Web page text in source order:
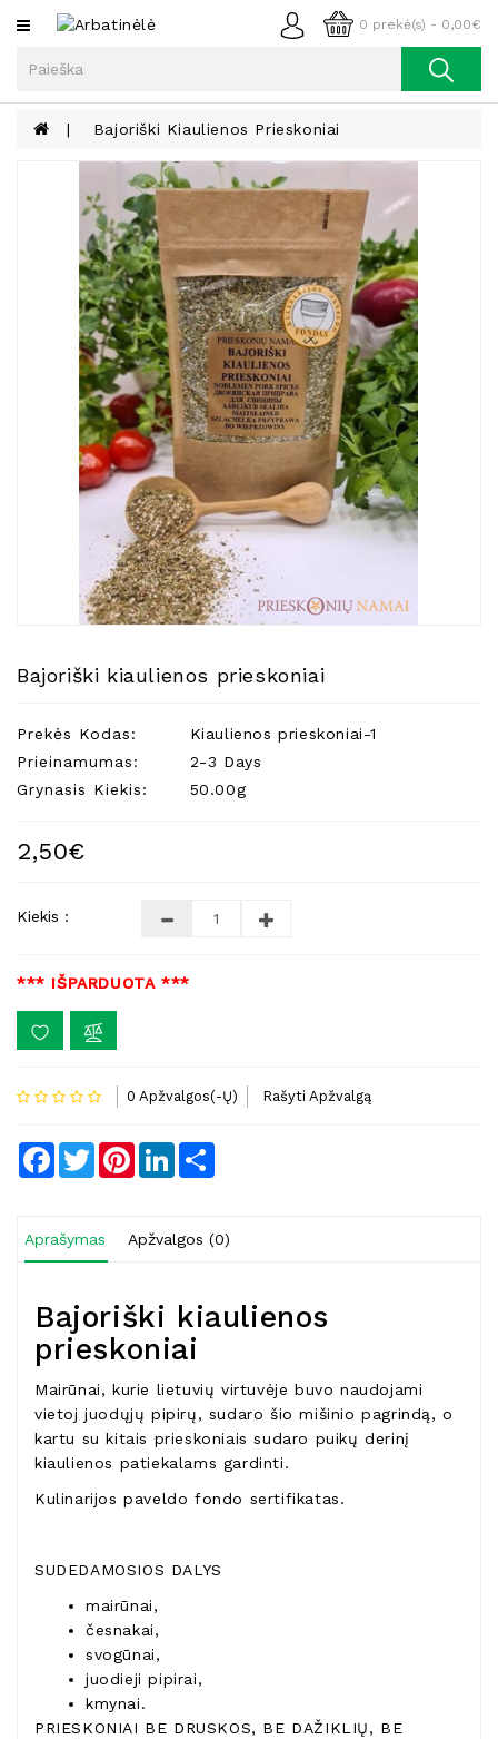
0 prekė(s) - 0,00€
Kategorijos
Kava
Prieskoniai
Lieknėjimui,
Sveikatai
Riešutai
Becukriai
Saldėsiai
Saldėsiai
Gurmanams
Higienos
Priemonės
Kūdikiams
Reikalai
Bajoriški Kiaulienos Prieskoniai
Bajoriški kiaulienos prieskoniai
Prekės Kodas:
Kiaulienos prieskoniai-1
Prieinamumas:
2-3 Days
Grynasis Kiekis:
50.00g
2,50€
Kiekis :
*** IŠPARDUOTA ***
0 Apžvalgos(-Ų) Rašyti Apžvalgą
Facebook
TwitterPinterestLinkedIn
Aprašymas Apžvalgos (0)
Bajoriški kiaulienos
prieskoniai
Mairūnai, kurie lietuvių virtuvėje buvo naudojami
vietoj juodųjų pipirų, sudaro šio mišinio pagrindą, o
kartu su kitais prieskoniais sudaro puikų derinį
kiaulienos patiekalams gardinti.
Kulinarijos paveldo fondo sertifikatas.
SUDEDAMOSIOS DALYS
mairūnai,
česnakai,
svogūnai,
juodieji pipirai,
kmynai.
PRIESKONIAI BE DRUSKOS, BE DAŽIKLIŲ, BE